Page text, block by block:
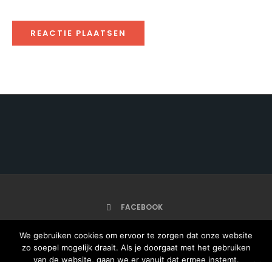
FACEBOOK
HOME ARTIKELEN ONZE AUTEURS OVER
We gebruiken cookies om ervoor te zorgen dat onze website
zo soepel mogelijk draait. Als je doorgaat met het gebruiken
van de website, gaan we er vanuit dat ermee instemt.